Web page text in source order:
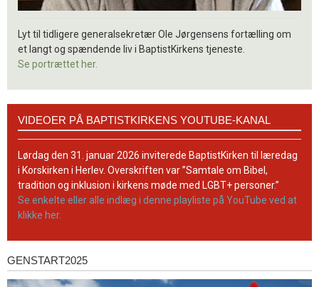
Lyt til tidligere generalsekretær Ole Jørgensens fortælling om
et langt og spændende liv i BaptistKirkens tjeneste.
Se portrættet her.
BaptistKirkens
YouTube-
kanal
VIDEOER PÅ BAPTISTKIRKENS YOUTUBE-KANAL
Lørdag den 31. januar 2026 inviterede BaptistKirken til læredag
i Korskirken i Herlev. Overskriften var ”Samtale om Bibel,
tradition og inklusion i kirkens møde med LGBT+ personer.”
Se enkelte eller alle indlæg i denne playliste på YouTube ved at
klikke her.
Genstart2025
GENSTART2025